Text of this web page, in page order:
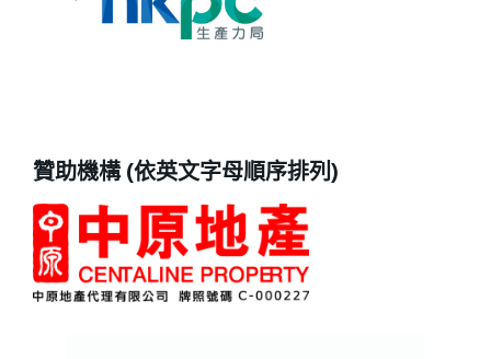
贊助機構 (依英文字母順序排列)